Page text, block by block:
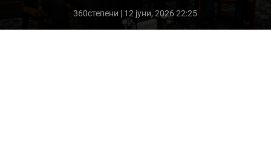
360степени | 12 јуни, 2026 22:25